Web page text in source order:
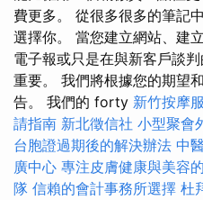
費更多。 從很多很多的筆記
選擇你。 當您建立網站、建
電子報或只是在與新客戶談
重要。 我們將根據您的期望
告。 我們的 forty 新竹按摩
請指南 新北徵信社 小型聚會
台胞證過期後的解決辦法 中
廣中心 專注皮膚健康與美容
隊 信賴的會計事務所選擇 杜